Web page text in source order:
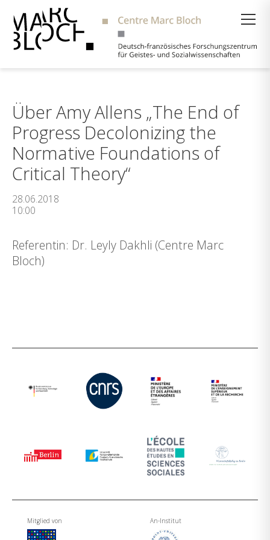
Über Amy Allens „The End of
Progress Decolonizing the
Normative Foundations of
Critical Theory“
28.06.2018
10:00
Referentin: Dr. Leyly Dakhli (Centre Marc
Bloch)
Mitglied von An-Institut